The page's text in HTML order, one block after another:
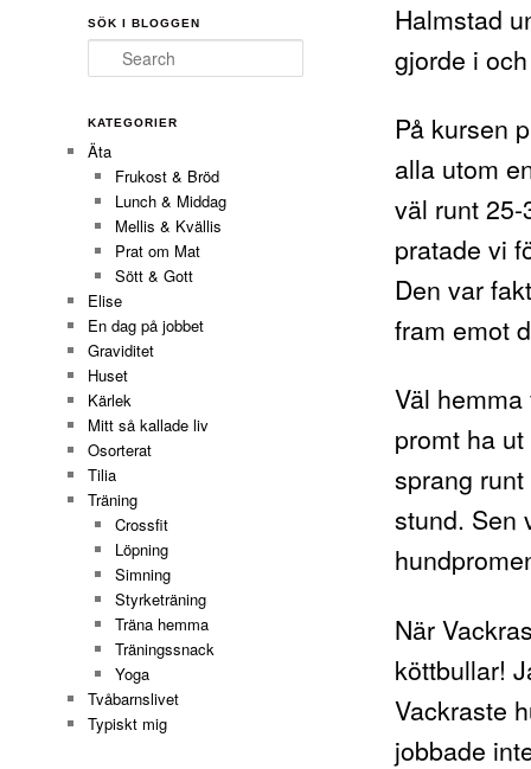
Halmstad
gjorde i
På kursen
alla utom
väl runt
pratade vi
Den var
fram emot
Väl
promt ha
sprang
stund. Sen
När
köttbullar!
Vackraste
jobbade
SÖK I BLOGGEN
Search
KATEGORIER
Äta
Frukost & Bröd
Lunch & Middag
Mellis & Kvällis
Prat om Mat
Sött & Gott
Elise
En dag på jobbet
Graviditet
Huset
Kärlek
Mitt så kallade liv
Osorterat
Tilia
Träning
Crossfit
Löpning
Simning
Styrketräning
Träna hemma
Träningssnack
Yoga
Tvåbarnslivet
Typiskt mig